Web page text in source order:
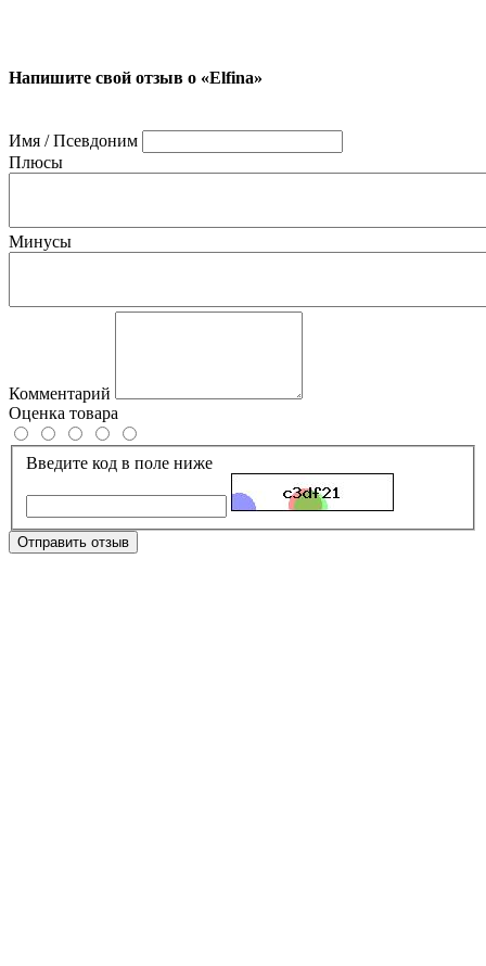
Напишите свой отзыв о «Elfina»
Имя / Псевдоним
Плюсы
Минусы
Комментарий
Оценка товара
Введите код в поле ниже
Отправить отзыв